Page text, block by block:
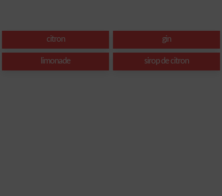
citron gin
limonade sirop de citron